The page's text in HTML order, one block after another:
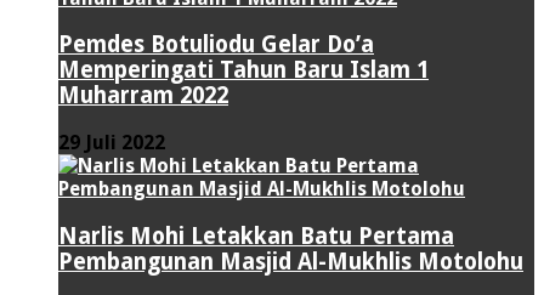
Pemdes Botuliodu Gelar Do’a
Memperingati Tahun Baru Islam 1
Muharram 2022
29 Juli 2022
Narlis Mohi Letakkan Batu Pertama
Pembangunan Masjid Al-Mukhlis Motolohu